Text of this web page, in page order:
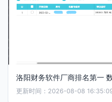
洛阳财务软件厂商排名第一
更新时间：2026-08-08